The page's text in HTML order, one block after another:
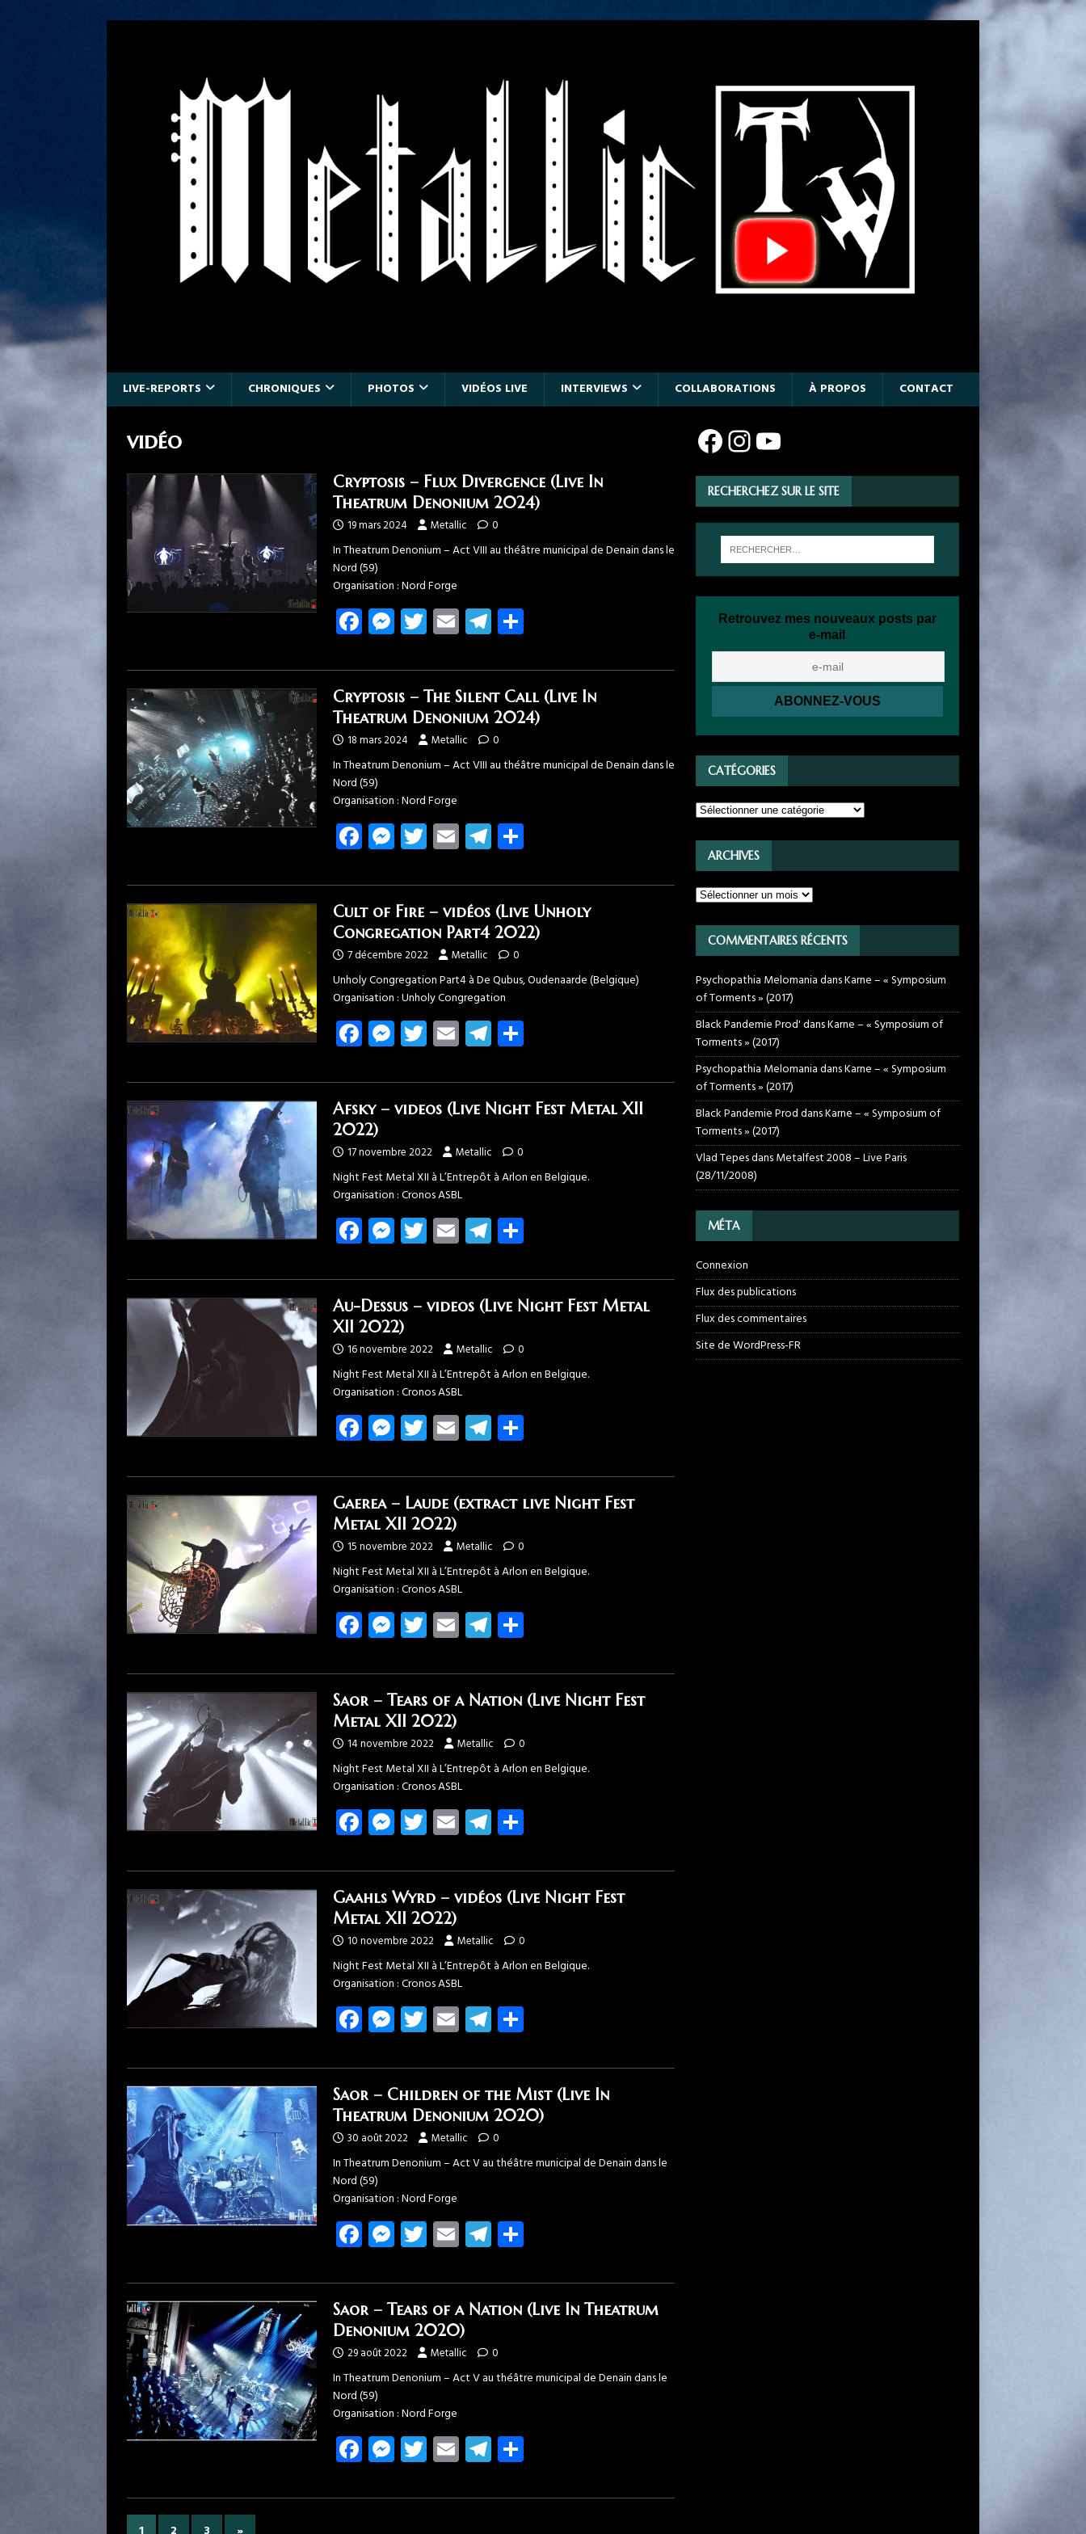
LIVE-REPORTS CHRONIQUES PHOTOS VIDÉOS LIVE INTERVIEWS COLLABORATIONS À PROPOS CONTACT
vidéo
Cryptosis – Flux Divergence (Live In
Theatrum Denonium 2024)
19 mars 2024 Metallic 0
In Theatrum Denonium – Act VIII au théâtre municipal de Denain dans le
Nord (59)
Organisation : Nord Forge
Fa
ce
b
o
ok
M
es
se
n
g
er
T
wi
tt
er
E
m
ail
T
el
e
gr
a
m
ag
er
Cryptosis – The Silent Call (Live In
Theatrum Denonium 2024)
18 mars 2024 Metallic 0
In Theatrum Denonium – Act VIII au théâtre municipal de Denain dans le
Nord (59)
Organisation : Nord Forge
Fa
ce
b
o
ok
M
es
se
n
g
er
T
wi
tt
er
E
m
ail
T
el
e
gr
a
m
ag
er
Cult of Fire – vidéos (Live Unholy
Congregation Part4 2022)
7 décembre 2022 Metallic 0
Unholy Congregation Part4 à De Qubus, Oudenaarde (Belgique)
Organisation : Unholy Congregation
Fa
ce
b
o
ok
M
es
se
n
er
T
wi
tt
er
E
m
ail
T
el
e
gr
m
ag
er
Afsky – videos (Live Night Fest Metal XII
2022)
17 novembre 2022 Metallic 0
Night Fest Metal XII à L’Entrepôt à Arlon en Belgique.
Organisation : Cronos ASBL
Fa
ce
b
o
ok
M
es
se
n
g
er
T
wi
tt
er
E
m
ail
T
el
e
gr
m
ag
er
Au-Dessus – videos (Live Night Fest Metal
XII 2022)
16 novembre 2022 Metallic 0
Night Fest Metal XII à L’Entrepôt à Arlon en Belgique.
Organisation : Cronos ASBL
Fa
ce
b
o
ok
M
es
se
n
g
er
T
wi
tt
er
E
m
ail
T
el
e
gr
m
ag
er
Gaerea – Laude (extract live Night Fest
Metal XII 2022)
15 novembre 2022 Metallic 0
Night Fest Metal XII à L’Entrepôt à Arlon en Belgique.
Organisation : Cronos ASBL
Fa
ce
b
o
ok
M
es
se
n
g
er
T
wi
tt
er
E
m
ail
T
el
e
gr
m
ag
er
Saor – Tears of a Nation (Live Night Fest
Metal XII 2022)
14 novembre 2022 Metallic 0
Night Fest Metal XII à L’Entrepôt à Arlon en Belgique.
Organisation : Cronos ASBL
Fa
ce
b
o
ok
M
es
se
n
g
er
T
wi
tt
er
E
m
ail
T
el
e
gr
m
ag
er
Gaahls Wyrd – vidéos (Live Night Fest
Metal XII 2022)
10 novembre 2022 Metallic 0
Night Fest Metal XII à L’Entrepôt à Arlon en Belgique.
Organisation : Cronos ASBL
Fa
ce
b
o
ok
M
es
se
n
g
er
T
wi
tt
er
E
m
ail
T
el
e
gr
a
m
ag
er
Saor – Children of the Mist (Live In
Theatrum Denonium 2020)
30 août 2022 Metallic 0
In Theatrum Denonium – Act V au théâtre municipal de Denain dans le
Nord (59)
Organisation : Nord Forge
Fa
ce
b
o
ok
M
es
se
n
g
er
T
wi
tt
er
E
m
ail
T
el
e
gr
m
ag
er
Saor – Tears of a Nation (Live In Theatrum
Denonium 2020)
29 août 2022 Metallic 0
In Theatrum Denonium – Act V au théâtre municipal de Denain dans le
Nord (59)
Organisation : Nord Forge
Fa
ce
b
M
es
se
T
wi
tt
E
m
ail
T
el
e ag
RECHERCHEZ SUR LE SITE
Retrouvez mes nouveaux posts par
e-mail
CATÉGORIES
ARCHIVES
COMMENTAIRES RÉCENTS
Psychopathia MelomaniadansKarne – « Symposium
of Torments » (2017)
Black Pandemie Prod'dansKarne – « Symposium of
Torments » (2017)
Psychopathia MelomaniadansKarne – « Symposium
of Torments » (2017)
Black Pandemie ProddansKarne – « Symposium of
Torments » (2017)
Vlad TepesdansMetalfest 2008 – Live Paris
(28/11/2008)
MÉTA
Connexion
Flux des publications
Flux des commentaires
Site de WordPress-FR